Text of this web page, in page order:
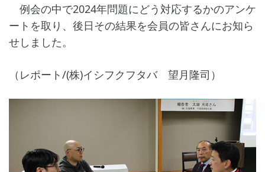
例会の中で2024年問題にどう対応するかのアンケ
ートを取り、後日その結果を会員の皆さんにお知ら
せしました。
（レポート/(株)イシフクフタバ 望月隆司）